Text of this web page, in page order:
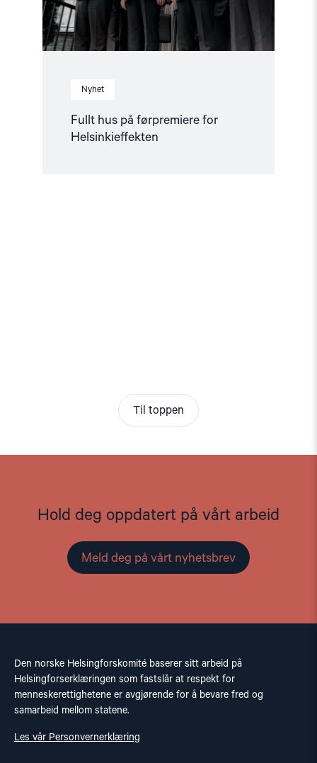
Nyhet
Fullt hus på førpremiere for
Helsinkieffekten
Til toppen
Hold deg oppdatert på vårt arbeid
Meld deg på vårt nyhetsbrev
Den norske Helsingforskomité baserer sitt arbeid på
Helsingforserklæringen som fastslår at respekt for
menneskerettighetene er avgjørende for å bevare fred og
samarbeid mellom statene.
Les vår Personvernerklæring